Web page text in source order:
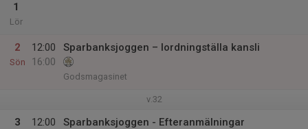
1
Lör
2
Sön
12:00
16:00
Sparbanksjoggen – Iordningställa kansli
Godsmagasinet
v.32
3
12:00
Sparbanksjoggen - Efteranmälningar